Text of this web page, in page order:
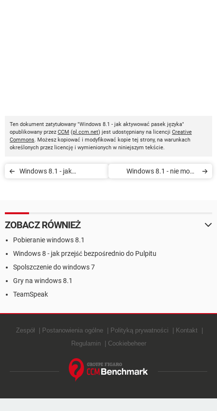
Ten dokument zatytułowany "Windows 8.1 - jak aktywować pasek języka"
opublikowany przez CCM (pl.ccm.net) jest udostępniany na licencji Creative
Commons. Możesz kopiować i modyfikować kopie tej strony, na warunkach
określonych przez licencję i wymienionych w niniejszym tekście.
Windows 8.1 - jak
Windows 8.1 - nie mogę
ZOBACZ RÓWNIEŻ
Pobieranie windows 8.1
Windows 8 - jak przejść bezpośrednio do Pulpitu
Spolszczenie do windows 7
Gry na windows 8.1
TeamSpeak
Zespół Postanowienia ogólne Polityką prywatności
Kontakt
Regulamin
Cookiebeheer